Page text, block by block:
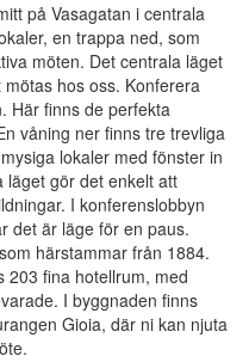
på Vasagatan i centrala
en trappa ned, som
möten. Det centrala läget
hos oss. Konferera
Här finns de perfekta
våning ner finns tre trevliga
lokaler med fönster in
läget gör det enkelt att
I konferenslobbyn
det är läge för en paus.
härstammar från 1884.
203 fina hotellrum, med
I byggnaden finns
Gioia, där ni kan njuta